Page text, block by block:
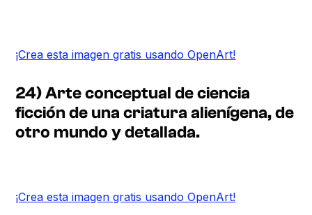
¡Crea esta imagen gratis usando OpenArt!
24) Arte conceptual de ciencia
ficción de una criatura alienígena, de
otro mundo y detallada.
¡Crea esta imagen gratis usando OpenArt!